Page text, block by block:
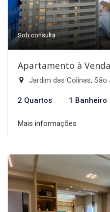
Sob consulta
Apartamento à
Jardim das Colinas,
2 Quartos 1 Banheiro
Mais informações